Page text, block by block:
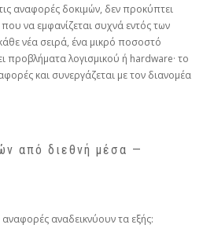
αναφορές δοκιμών, δεν προκύπτει
να εμφανίζεται συχνά εντός των
νέα σειρά, ένα μικρό ποσοστό
προβλήματα λογισμικού ή hardware· το
και συνεργάζεται με τον διανομέα
από διεθνή μέσα —
αναφορές αναδεικνύουν τα εξής: